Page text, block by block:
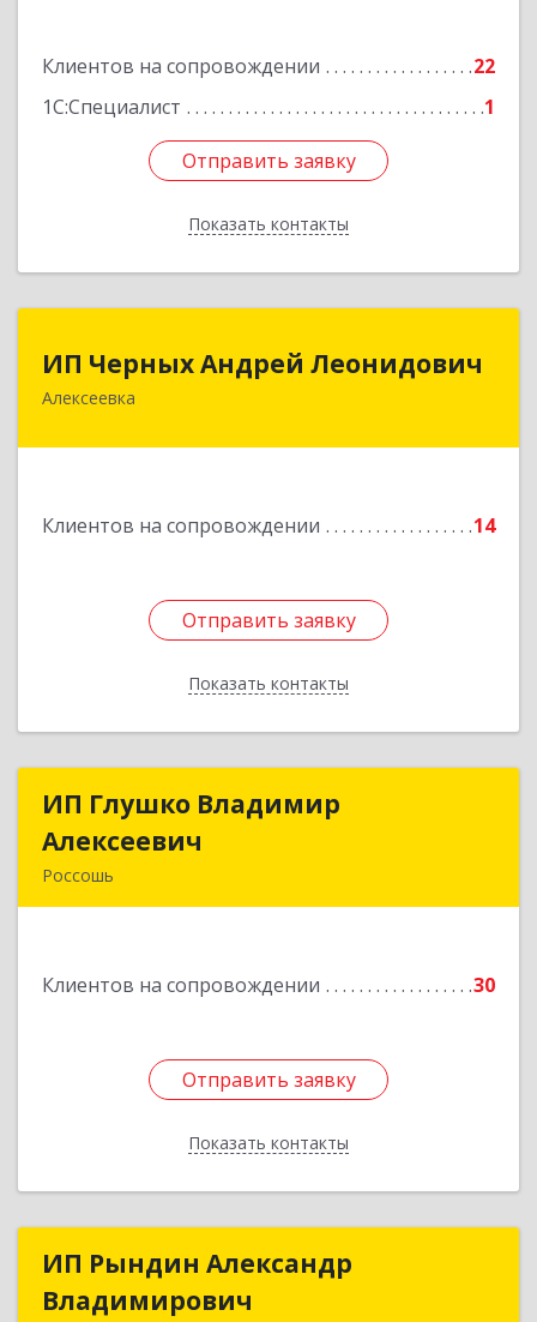
Клиентов на сопровождении
22
1С:Специалист
1
Отправить заявку
Показать контакты
Отправить заявку
Назад
ИП Черных Андрей Леонидович
Алексеевка
Клиентов на сопровождении 14
Отправить заявку
Показать контакты
ИП Черных Андрей Леонидович
309850, Белгородская обл, Алексеевский р-н,
Отправить заявку
Назад
ИП Глушко Владимир
Алексеевич
Россошь
Клиентов на сопровождении 30
Отправить заявку
Показать контакты
ИП Глушко Владимир
Подробнее
Отправить заявку
Назад
ИП Рындин Александр
Владимирович
ИП Рындин Александр